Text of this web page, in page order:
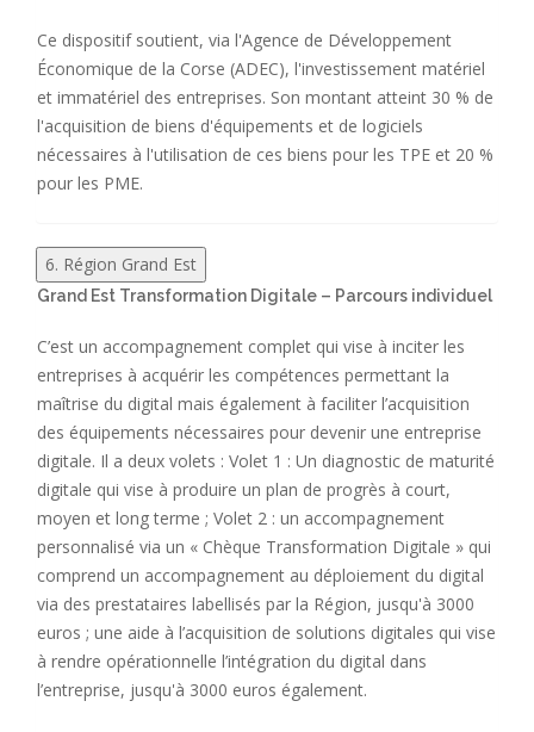
Ce dispositif soutient, via l'Agence de Développement
Économique de la Corse (ADEC), l'investissement matériel
et immatériel des entreprises. Son montant atteint 30 % de
l'acquisition de biens d'équipements et de logiciels
nécessaires à l'utilisation de ces biens pour les TPE et 20 %
pour les PME.
6. Région Grand Est
Grand Est Transformation Digitale – Parcours individuel
C’est un accompagnement complet qui vise à inciter les
entreprises à acquérir les compétences permettant la
maîtrise du digital mais également à faciliter l’acquisition
des équipements nécessaires pour devenir une entreprise
digitale. Il a deux volets : Volet 1 : Un diagnostic de maturité
digitale qui vise à produire un plan de progrès à court,
moyen et long terme ; Volet 2 : un accompagnement
personnalisé via un « Chèque Transformation Digitale » qui
comprend un accompagnement au déploiement du digital
via des prestataires labellisés par la Région, jusqu'à 3000
euros ; une aide à l’acquisition de solutions digitales qui vise
à rendre opérationnelle l’intégration du digital dans
l’entreprise, jusqu'à 3000 euros également.